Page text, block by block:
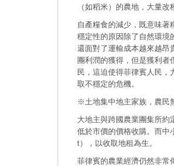
（如稻米）的農地，大量
自產糧食的減少，既意味著
穩定性的原因除了自然環境
還面對了運輸成本越來越昂
團利潤的獲得，但是獲利
民，這迫使得菲律賓人民
取不穩定的危機。
※土地集中地主家族，農民
大地主與跨國農業團集所約
低於市價的價格收購。而中
t），以收取地租為生。
菲律賓的農業經濟仍然非常